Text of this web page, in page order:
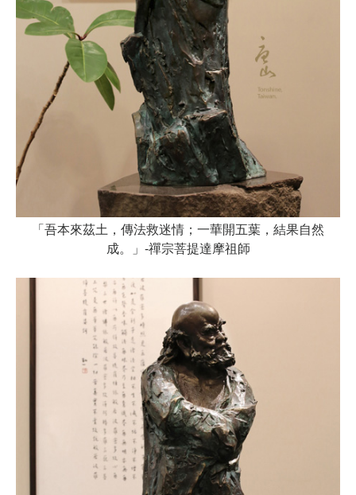
「吾本來茲土，傳法救迷情；一華開五葉，結果自然
成。」-禪宗菩提達摩祖師